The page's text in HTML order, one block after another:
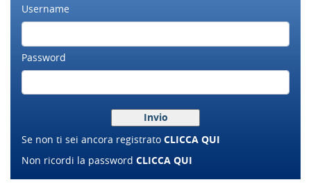
Username
Password
Se non ti sei ancora registrato CLICCA QUI
Non ricordi la password CLICCA QUI